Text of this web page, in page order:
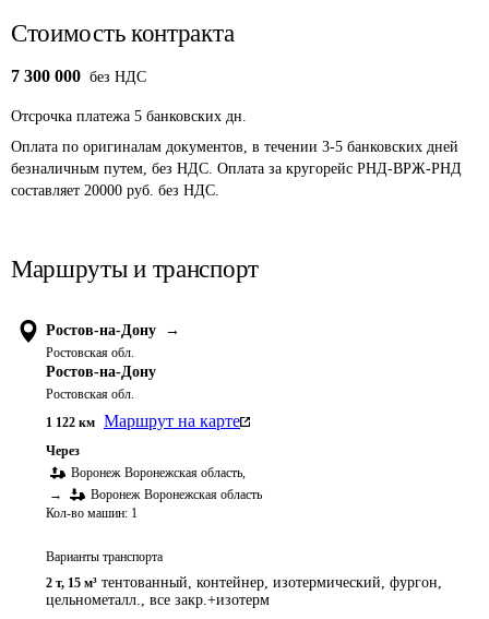
Стоимость контракта
7 300 000 без НДС
Отсрочка платежа 5 банковских дн.
Оплата по оригиналам документов, в течении 3-5 банковских дней
безналичным путем, без НДС. Оплата за кругорейс РНД-ВРЖ-РНД
составляет 20000 руб. без НДС.
Маршруты и транспорт
Ростов-на-Дону →
Ростовская обл.
Ростов-на-Дону
Ростовская обл.
1 122 км Маршрут на карте
Через
Воронеж Воронежская область,
→
Воронеж Воронежская область
Кол-во машин: 1
Варианты транспорта
2 т, 15 м³ тентованный, контейнер, изотермический, фургон,
цельнометалл., все закр.+изотерм